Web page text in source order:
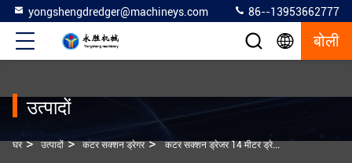
yongshengdredger@machineys.com 86--13953662777
बोली
उत्पादों
घर > उत्पादों > कटर सक्शन ड्रेगर > कटर सक्शन ड्रेजर 14 मीटर ड्रेजिंग गहराई और 50 किलोवाट जनरेटर सेट के साथ